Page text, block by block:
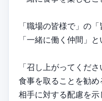
「職場の皆様で」の
「一緒に働く仲間」
「召し上がってくださ
食事を取ることを勧め
相手に対する配慮を示